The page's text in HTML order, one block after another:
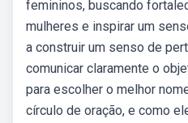
femininos, buscando
mulheres e inspirar um
a construir um senso de
comunicar claramente o
para escolher o melhor
círculo de oração, e como